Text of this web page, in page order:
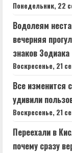
Понедельник, 22
Водолеям
вечерняя
знаков Зодиака
Воскресенье, 21
Все изменится
удивили
Воскресенье, 21
Переехали в
почему сразу